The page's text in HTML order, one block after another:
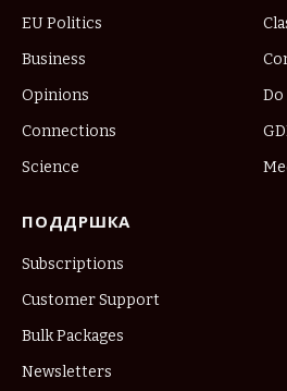
EU Politics
Business
Opinions
Connections
Science
Do
ПОДДРШКА
Subscriptions
Customer Support
Bulk Packages
Newsletters